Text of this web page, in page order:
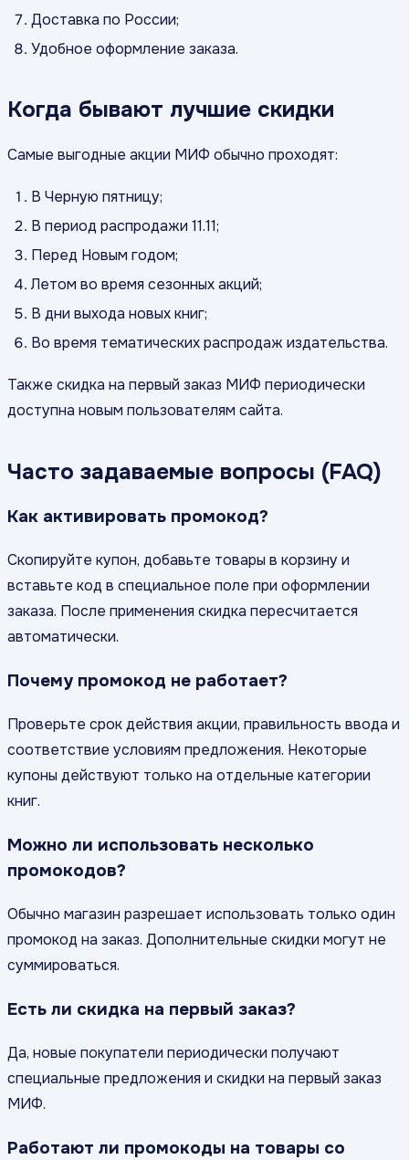
Доставка по России;
Удобное оформление заказа.
Когда бывают лучшие скидки
Самые выгодные акции МИФ обычно проходят:
В Черную пятницу;
В период распродажи 11.11;
Перед Новым годом;
Летом во время сезонных акций;
В дни выхода новых книг;
Во время тематических распродаж издательства.
Также скидка на первый заказ МИФ периодически
доступна новым пользователям сайта.
Часто задаваемые вопросы (FAQ)
Как активировать промокод?
Скопируйте купон, добавьте товары в корзину и
вставьте код в специальное поле при оформлении
заказа. После применения скидка пересчитается
автоматически.
Почему промокод не работает?
Проверьте срок действия акции, правильность ввода и
соответствие условиям предложения. Некоторые
купоны действуют только на отдельные категории
книг.
Можно ли использовать несколько
промокодов?
Обычно магазин разрешает использовать только один
промокод на заказ. Дополнительные скидки могут не
суммироваться.
Есть ли скидка на первый заказ?
Да, новые покупатели периодически получают
специальные предложения и скидки на первый заказ
МИФ.
Работают ли промокоды на товары со